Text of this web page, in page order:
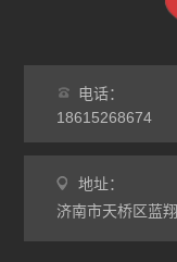
电话：
18615268674
地址：
济南市天桥区蓝